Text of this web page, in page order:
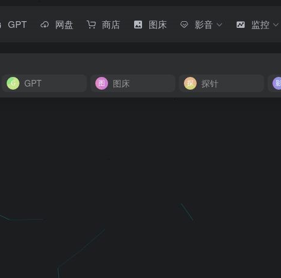
GPT 网盘 商店 图床 影音 监控
GPT 图床 探针